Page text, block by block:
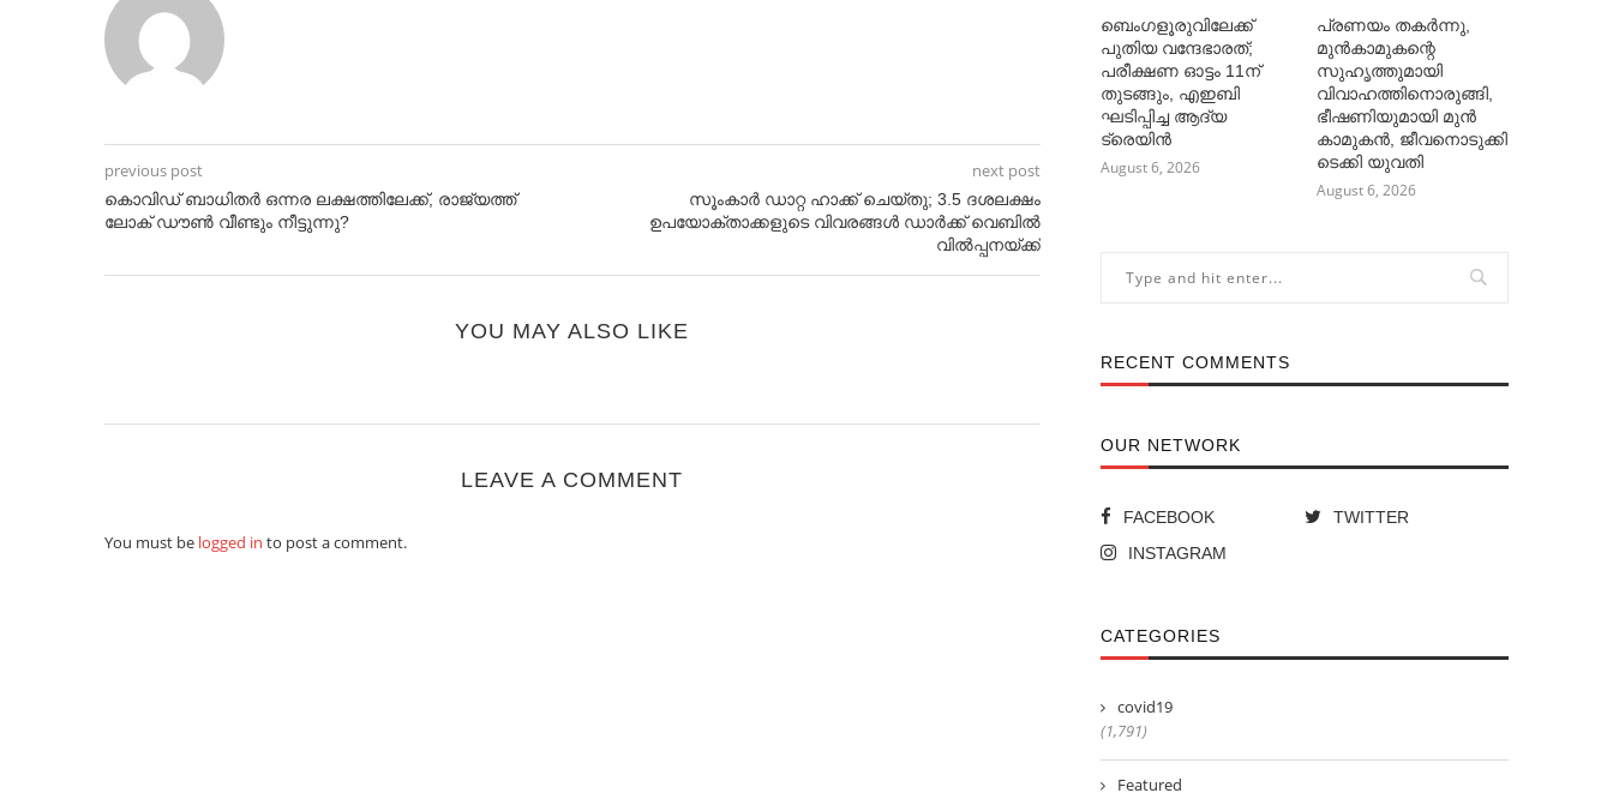
previous post
കൊവിഡ് ബാധിതര്‍ ഒന്നര ലക്ഷത്തിലേക്ക്, രാജ്യത്ത്
ലോക് ഡൗണ്‍ വീണ്ടും നീട്ടുന്നു?
next post
സൂംകാർ ഡാറ്റ ഹാക്ക് ചെയ്തു; 3.5 ദശലക്ഷം
ഉപയോക്താക്കളുടെ വിവരങ്ങൾ ഡാർക്ക് വെബിൽ
വിൽപ്പനയ്ക്ക്
YOU MAY ALSO LIKE
LEAVE A COMMENT
You must be logged in to post a comment.
ബെംഗളൂരുവിലേക്ക്
പുതിയ വന്ദേഭാരത്;
പരീക്ഷണ ഓട്ടം 11ന്
തുടങ്ങും, എഇബി
ഘടിപ്പിച്ച ആദ്യ
ട്രെയിന്‍
August 6, 2026
പ്രണയം തകര്‍ന്നു,
മുൻകാമുകന്റെ
സുഹൃത്തുമായി
വിവാഹത്തിനൊരുങ്ങി,
ഭീഷണിയുമായി മുൻ
കാമുകൻ, ജീവനൊടുക്കി
ടെക്കി യുവതി
August 6, 2026
RECENT COMMENTS
OUR NETWORK
FACEBOOK
TWITTER
INSTAGRAM
CATEGORIES
covid19
(1,791)
Featured